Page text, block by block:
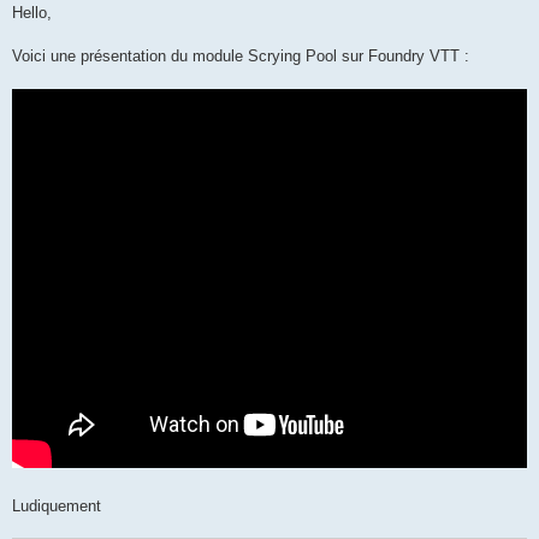
s
g
Hello,
Voici une présentation du module Scrying Pool sur Foundry VTT :
Ludiquement